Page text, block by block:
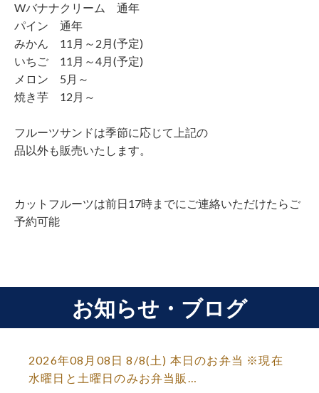
Wバナナクリーム 通年
パイン 通年
みかん 11月～2月(予定)
いちご 11月～4月(予定)
メロン 5月～
焼き芋 12月～
フルーツサンドは季節に応じて上記の
品以外も販売いたします。
カットフルーツは前日17時までにご連絡いただけたらご
予約可能
お知らせ・ブログ
2026年08月08日 8/8(土) 本日のお弁当 ※現在
水曜日と土曜日のみお弁当販…